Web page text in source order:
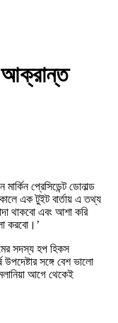
আক্রান্ত
প্রেসিডেন্ট ডোনাল্ড
এক টুইট বার্তায় এ তথ্য
থাকবো এবং আশা করি
করবো।’
সদস্য হপ হিকস
সঙ্গে বেশ ভালো
আগে থেকেই